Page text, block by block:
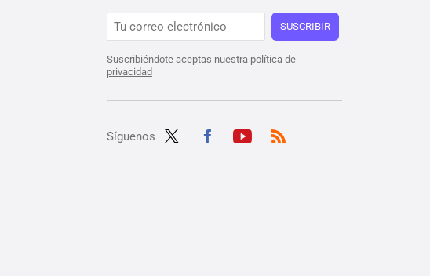
SUSCRIBIR
Suscribiéndote aceptas nuestra política de
privacidad
Síguenos